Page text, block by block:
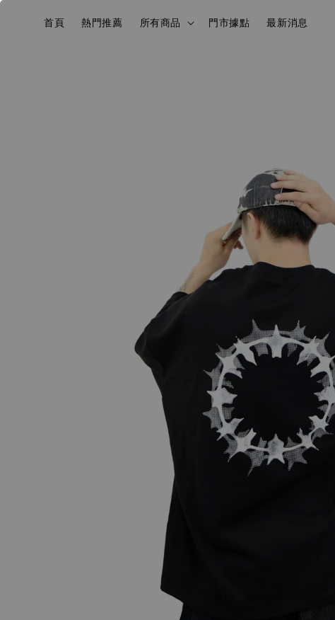
首頁 熱門推薦 所有商品 門市據點 最新消息